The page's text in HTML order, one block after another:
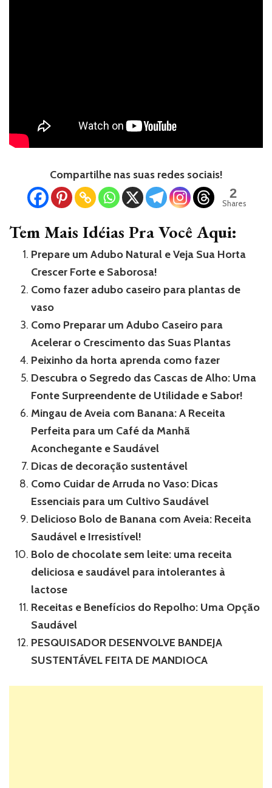
Compartilhe nas suas redes sociais!
2
Shares
Tem Mais Idéias Pra Você Aqui:
Prepare um Adubo Natural e Veja Sua Horta
Crescer Forte e Saborosa!
Como fazer adubo caseiro para plantas de
vaso
Como Preparar um Adubo Caseiro para
Acelerar o Crescimento das Suas Plantas
Peixinho da horta aprenda como fazer
Descubra o Segredo das Cascas de Alho: Uma
Fonte Surpreendente de Utilidade e Sabor!
Mingau de Aveia com Banana: A Receita
Perfeita para um Café da Manhã
Aconchegante e Saudável
Dicas de decoração sustentável
Como Cuidar de Arruda no Vaso: Dicas
Essenciais para um Cultivo Saudável
Delicioso Bolo de Banana com Aveia: Receita
Saudável e Irresistível!
Bolo de chocolate sem leite: uma receita
deliciosa e saudável para intolerantes à
lactose
Receitas e Benefícios do Repolho: Uma Opção
Saudável
PESQUISADOR DESENVOLVE BANDEJA
SUSTENTÁVEL FEITA DE MANDIOCA